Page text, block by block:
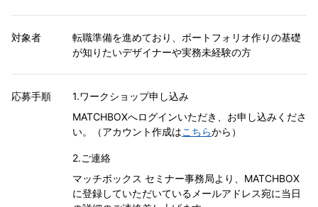
対象者
転職準備を進めており、ポートフォリオ作りの基礎
が知りたいデザイナーや実務未経験の方
応募手順
1.ワークショップ申し込み
MATCHBOXへログインいただき、お申し込みくださ
い。（アカウント作成はこちらから）
2.ご連絡
マッチボックス セミナー事務局より、MATCHBOX
に登録していただいているメールアドレス宛に当日